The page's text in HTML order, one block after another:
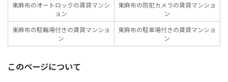
東麻布のオートロックの賃貸マンシ
ョン
東麻布の防犯カメラの賃貸マンショ
ン
東麻布の駐輪場付きの賃貸マンショ
ン
東麻布の駐車場付きの賃貸マンショ
ン
このページについて